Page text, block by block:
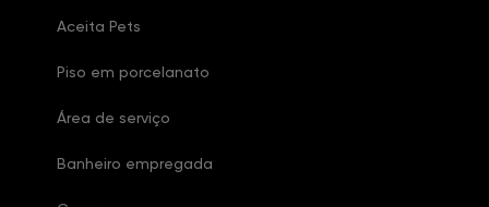
Aceita Pets
Piso em porcelanato
Área de serviço
Banheiro empregada